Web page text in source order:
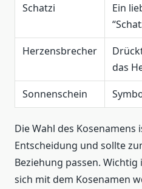
Schatzi
Ein
Herzensbrecher
das
Sonnenschein
Die Wahl des
Entscheidung und sollte
Beziehung passen.
sich mit dem Kosenamen